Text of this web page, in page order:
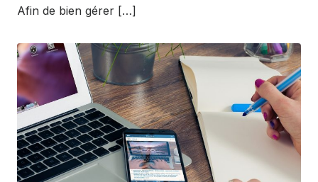
Afin de bien gérer […]